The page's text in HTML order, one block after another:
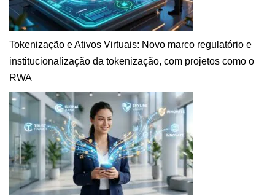
Tokenização e Ativos Virtuais: Novo marco regulatório e
institucionalização da tokenização, com projetos como o
RWA